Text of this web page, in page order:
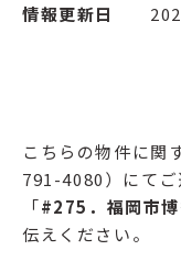
情報更新日
こちらの物件に関
791-4080）にてご
「#275 ．福岡市
伝えください。